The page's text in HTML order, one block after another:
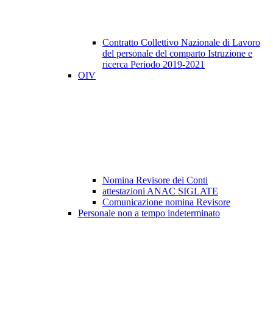
Contratto Collettivo Nazionale di Lavoro
del personale del comparto Istruzione e
ricerca Periodo 2019-2021
OIV
Nomina Revisore dei Conti
attestazioni ANAC SIGLATE
Comunicazione nomina Revisore
Personale non a tempo indeterminato